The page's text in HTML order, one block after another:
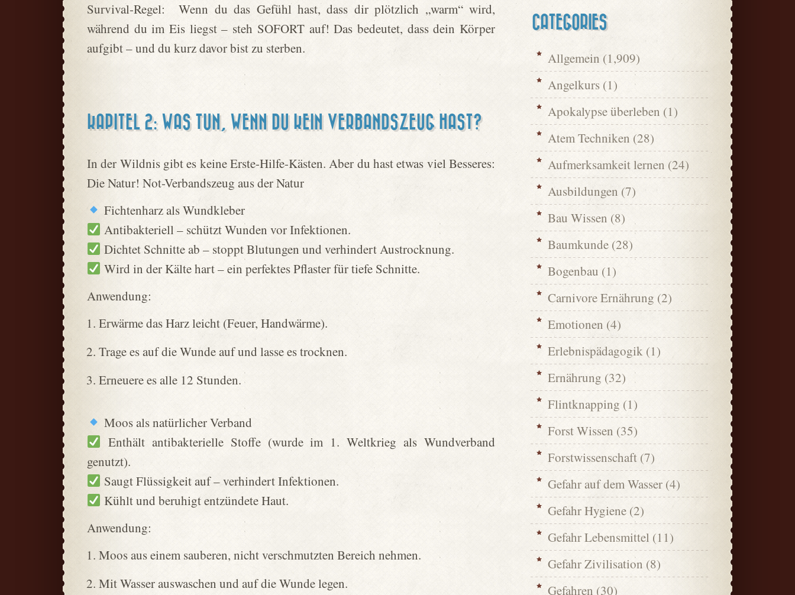
Survival-Regel: Wenn du das Gefühl hast, dass dir plötzlich „warm“ wird,
während du im Eis liegst – steh SOFORT auf! Das bedeutet, dass dein Körper
aufgibt – und du kurz davor bist zu sterben.
KAPITEL 2: WAS TUN, WENN DU KEIN VERBANDSZEUG HAST?
In der Wildnis gibt es keine Erste-Hilfe-Kästen. Aber du hast etwas viel Besseres:
Die Natur! Not-Verbandszeug aus der Natur
Fichtenharz als Wundkleber
Antibakteriell – schützt Wunden vor Infektionen.
Dichtet Schnitte ab – stoppt Blutungen und verhindert Austrocknung.
Wird in der Kälte hart – ein perfektes Pflaster für tiefe Schnitte.
Anwendung:
Erwärme das Harz leicht (Feuer, Handwärme).
Trage es auf die Wunde auf und lasse es trocknen.
Erneuere es alle 12 Stunden.
Moos als natürlicher Verband
Enthält antibakterielle Stoffe (wurde im 1. Weltkrieg als Wundverband
genutzt).
Saugt Flüssigkeit auf – verhindert Infektionen.
Kühlt und beruhigt entzündete Haut.
Anwendung:
Moos aus einem sauberen, nicht verschmutzten Bereich nehmen.
Mit Wasser auswaschen und auf die Wunde legen.
CATEGORIES
Allgemein (1,909)
Angelkurs (1)
Apokalypse überleben (1)
Atem Techniken (28)
Aufmerksamkeit lernen (24)
Ausbildungen (7)
Bau Wissen (8)
Baumkunde (28)
Bogenbau (1)
Carnivore Ernährung (2)
Emotionen (4)
Erlebnispädagogik (1)
Ernährung (32)
Flintknapping (1)
Forst Wissen (35)
Forstwissenschaft (7)
Gefahr auf dem Wasser (4)
Gefahr Hygiene (2)
Gefahr Lebensmittel (11)
Gefahr Zivilisation (8)
Gefahren (30)